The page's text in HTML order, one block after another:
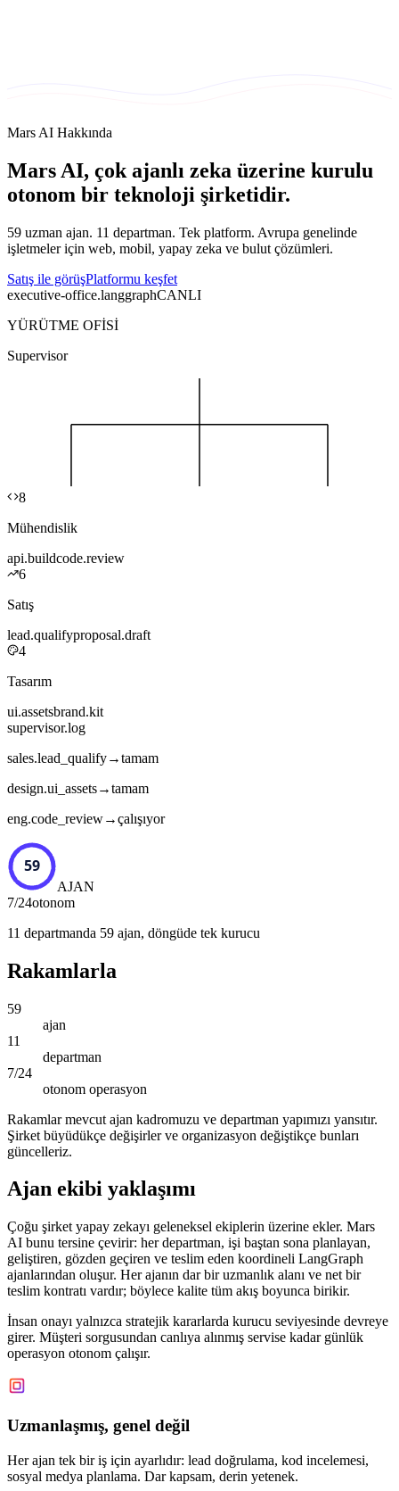
Mars AI Hakkında
Mars AI, çok ajanlı zeka üzerine kurulu
otonom bir teknoloji şirketidir.
59 uzman ajan. 11 departman. Tek platform. Avrupa genelinde
işletmeler için web, mobil, yapay zeka ve bulut çözümleri.
Satış ile görüşPlatformu keşfet
executive-office.langgraphCANLI
YÜRÜTME OFİSİ
Supervisor
8
Mühendislik
api.buildcode.review
6
Satış
lead.qualifyproposal.draft
4
Tasarım
ui.assetsbrand.kit
supervisor.log
sales.lead_qualify→tamam
design.ui_assets→tamam
eng.code_review→çalışıyor
59
AJAN
7/24otonom
11 departmanda 59 ajan, döngüde tek kurucu
Rakamlarla
59
ajan
11
departman
7/24
otonom operasyon
Rakamlar mevcut ajan kadromuzu ve departman yapımızı yansıtır.
Şirket büyüdükçe değişirler ve organizasyon değiştikçe bunları
güncelleriz.
Ajan ekibi yaklaşımı
Çoğu şirket yapay zekayı geleneksel ekiplerin üzerine ekler. Mars
AI bunu tersine çevirir: her departman, işi baştan sona planlayan,
geliştiren, gözden geçiren ve teslim eden koordineli LangGraph
ajanlarından oluşur. Her ajanın dar bir uzmanlık alanı ve net bir
teslim kontratı vardır; böylece kalite tüm akış boyunca birikir.
İnsan onayı yalnızca stratejik kararlarda kurucu seviyesinde devreye
girer. Müşteri sorgusundan canlıya alınmış servise kadar günlük
operasyon otonom çalışır.
Uzmanlaşmış, genel değil
Her ajan tek bir iş için ayarlıdır: lead doğrulama, kod incelemesi,
sosyal medya planlama. Dar kapsam, derin yetenek.